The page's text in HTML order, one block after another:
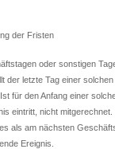
der Fristen
oder sonstigen
der letzte Tag einer
für den Anfang einer
eintritt, nicht
als am nächsten
Ereignis.